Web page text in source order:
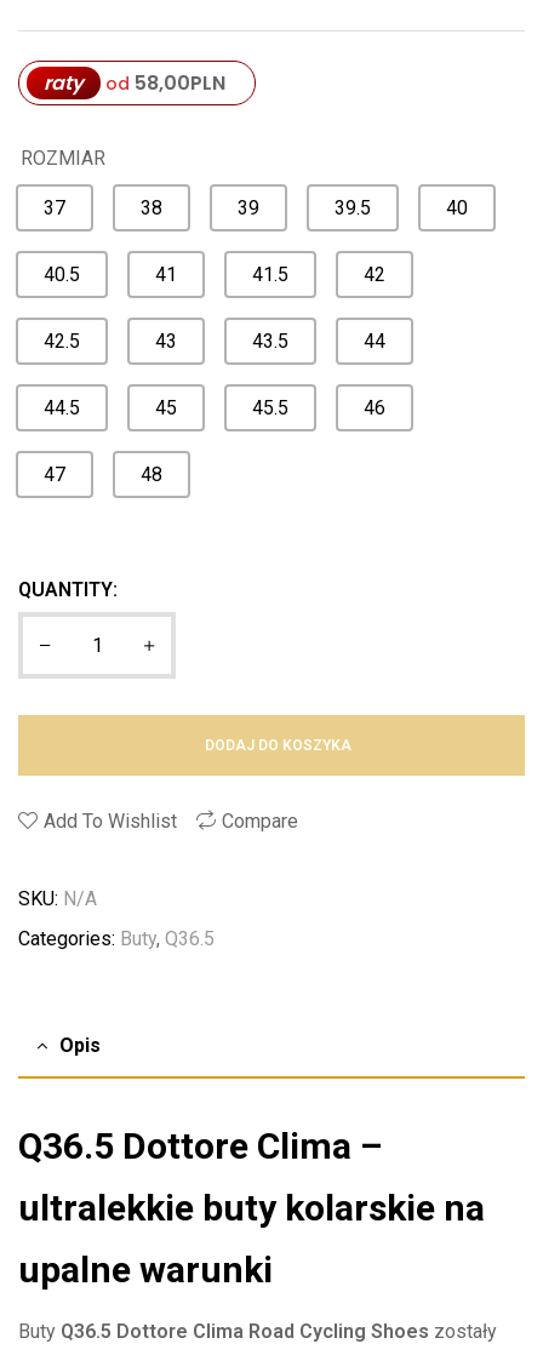
raty od 58,00PLN
ROZMIAR
37 38 39 39.5 40
40.5 41 41.5 42
42.5 43 43.5 44
44.5 45 45.5 46
47 48
QUANTITY:
DODAJ DO KOSZYKA
Add To Wishlist Compare
SKU: N/A
Categories: Buty, Q36.5
Opis
Q36.5 Dottore Clima –
ultralekkie buty kolarskie na
upalne warunki
Buty Q36.5 Dottore Clima Road Cycling Shoes zostały